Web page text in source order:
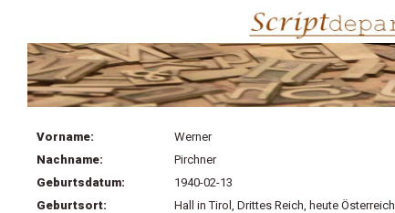
Vorname:
Werner
Nachname:
Pirchner
Geburtsdatum:
1940-02-13
Geburtsort:
Hall in Tirol, Drittes Reich, heute Österreich